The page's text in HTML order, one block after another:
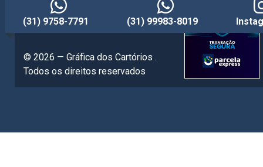
(31) 9758-7791 (31) 99983-8019
© 2026 — Gráfica dos Cartórios .
Todos os direitos reservados